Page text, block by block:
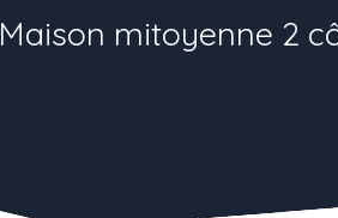
Maison mitoyenne 2